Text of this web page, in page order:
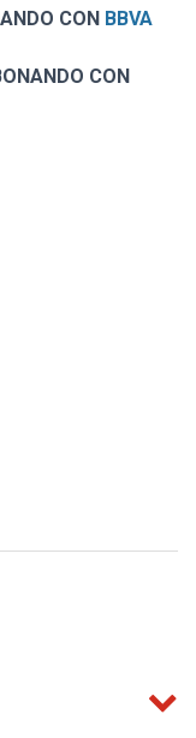
CON BBVA
CON